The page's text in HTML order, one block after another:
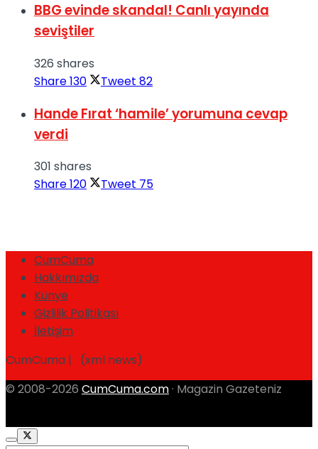
BBG evinde skandal! Canlı yayında
seviştiler
326 shares
Share130 Tweet 82
Hande Fırat ‘hamile’ yorumuna cevap
verdi
301 shares
Share120 Tweet 75
CumCuma
Hakkımızda
Künye
Gizlilik Politikası
İletişim
CumCuma | (xml news)
© 2008-2026 CumCuma.com · Magazin Gazeteniz